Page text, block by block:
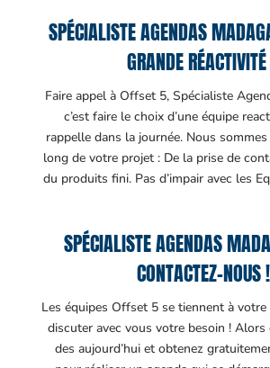
SPÉCIALISTE AGENDAS
GRANDE
Faire appel à Offset 5, Spécialiste
c’est faire le choix d’une équipe
rappelle dans la journée. Nous
long de votre projet : De la prise de
du produits fini. Pas d’impair avec les
SPÉCIALISTE AGENDAS
CONTACTEZ-NOUS !
Les équipes Offset 5 se tiennent à
discuter avec vous votre besoin !
des aujourd’hui et obtenez